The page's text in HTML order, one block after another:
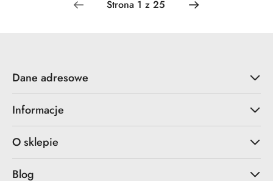
Dane adresowe
Informacje
O sklepie
Blog